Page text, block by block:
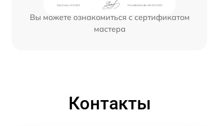
Вы можете ознакомиться с сертификатом
мастера
Контакты